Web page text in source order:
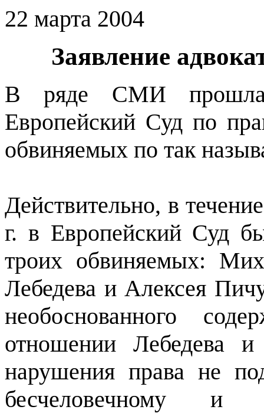
22 марта 2004
Заявление
В ряде СМИ прошла
Европейский Суд по
обвиняемых по так
Действительно, в
г. в Европейский Суд
троих обвиняемых:
Лебедева и Алексея
необоснованного
отношении Лебедева
нарушения права не
бесчеловечному и